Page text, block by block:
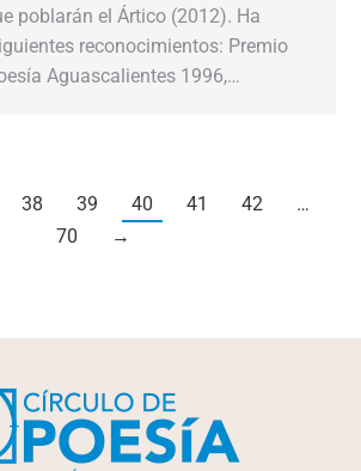
poblarán el Ártico (2012). Ha
reconocimientos: Premio
Aguascalientes 1996,…
38 39 40 41 42
…
70
→